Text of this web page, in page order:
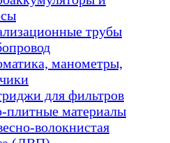
трубы
манометры,
для фильтров
плитные материалы
волокнистая